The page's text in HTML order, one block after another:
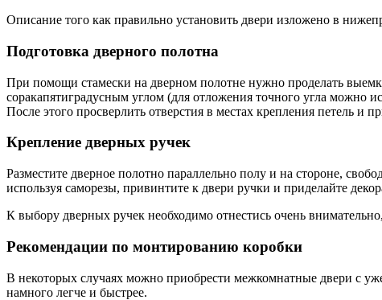
Описание того как правильно установить двери изложено в
Подготовка дверного полотна
При помощи стамески на дверном полотне нужно проделать
соракапятиградусным углом (для отложения точного угла можно
После этого просверлить отверстия в местах крепления петель и
Крепление дверных ручек
Разместите дверное полотно параллельно полу и на стороне,
используя саморезы, привинтите к двери ручки и приделайте
К выбору дверных ручек необходимо отнестись очень
Рекомендации по монтированию коробки
В некоторых случаях можно приобрести межкомнатные двери с
намного легче и быстрее.